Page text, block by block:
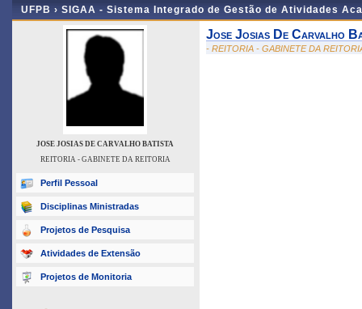
UFPB › SIGAA - Sistema Integrado de Gestão de Atividades
JOSE JOSIAS DE CARVALHO BATISTA
REITORIA - GABINETE DA REITORIA
Perfil Pessoal
Disciplinas Ministradas
Projetos de Pesquisa
Atividades de Extensão
Projetos de Monitoria
Jose Josias De Carvalho
- REITORIA - GABINETE DA